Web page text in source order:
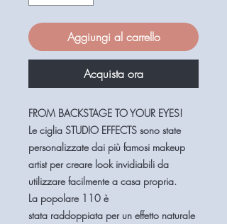
Aggiungi al carrello
Acquista ora
FROM BACKSTAGE TO YOUR EYES!
Le ciglia STUDIO EFFECTS sono state
personalizzate dai più famosi makeup
artist per creare look invidiabili da
utilizzare facilmente a casa propria.
La popolare 110 è
stata raddoppiata per un effetto naturale